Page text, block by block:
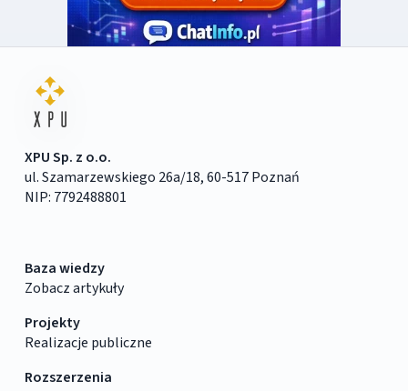
XPU Sp. z o.o.
ul. Szamarzewskiego 26a/18, 60-517 Poznań
NIP: 7792488801
Baza wiedzy
Zobacz artykuły
Projekty
Realizacje publiczne
Rozszerzenia